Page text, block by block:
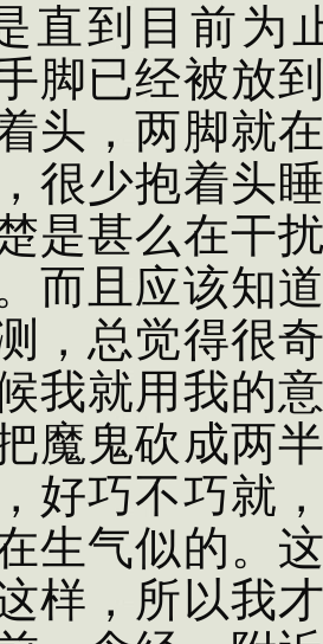
直到目前为
脚已经被放
头，两脚就
很少抱着头
是甚么在干
而且应该知
，总觉得很
我就用我的
魔鬼砍成两
好巧不巧就
生气似的。
样，所以我